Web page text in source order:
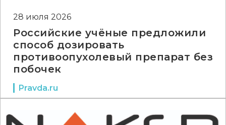
28 июля 2026
Российские учёные предложили
способ дозировать
противоопухолевый препарат без
побочек
Pravda.ru